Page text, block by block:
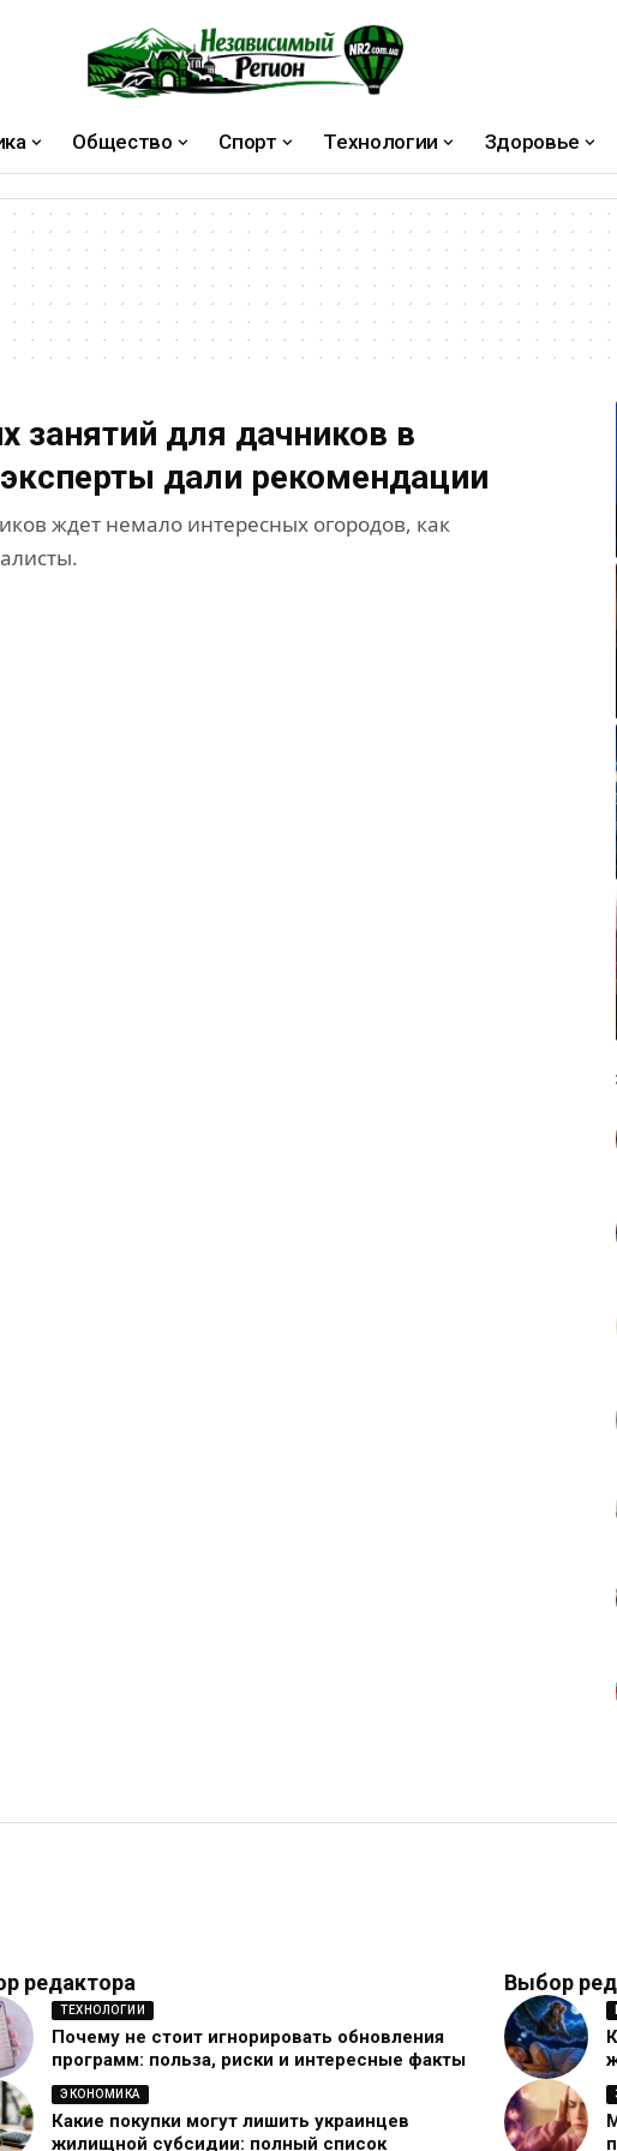
Общество Спорт Технологии Здоровье
занятий для дачников в
дали рекомендации
ждет немало интересных огородов, как
редактора
ТЕХНОЛОГИИ
Почему не стоит игнорировать обновления
программ: польза, риски и интересные факты
ЭКОНОМИКА
Какие покупки могут лишить украинцев
жилищной субсидии: полный список
Выбор